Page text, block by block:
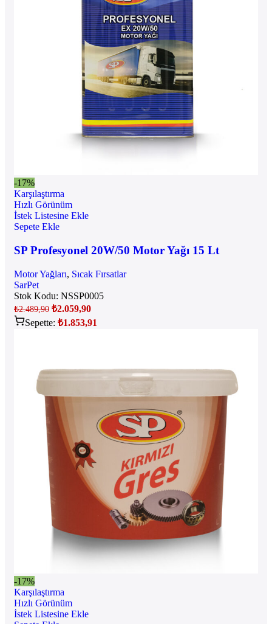
-17%
Karşılaştırma
Hızlı Görünüm
İstek Listesine Ekle
Sepete Ekle
SP Profesyonel 20W/50 Motor Yağı 15 Lt
Motor Yağları, Sıcak Fırsatlar
SarPet
Stok Kodu: NSSP0005
₺2.489,90 ₺2.059,90
Sepette: ₺1.853,91
-17%
Karşılaştırma
Hızlı Görünüm
İstek Listesine Ekle